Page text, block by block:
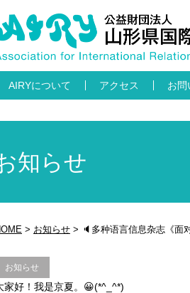
AIRYについて アクセス お問
知らせ
> お知らせ > 🔈多种语言信息杂志《面
お知らせ
家好！我是京夏。😀(*^_^*)